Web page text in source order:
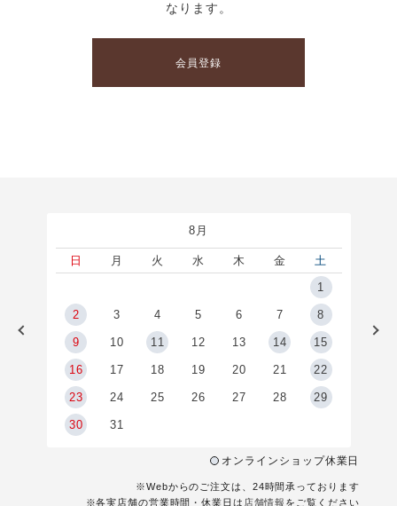
なります。
会員登録
8月
日 月 火 水 木 金
土
1
2 3 4 5 6 7 8
9 10 11 12 13 14 15
16 17 18 19 20 21 22
23 24 25 26 27 28 29
30 31
オンラインショップ休業日
※Webからのご注文は、24時間承っております
※各実店舗の営業時間・休業日は 店舗情報 をご覧ください